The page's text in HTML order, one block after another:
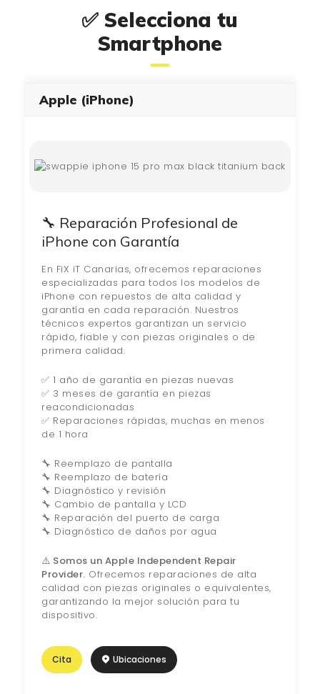
¿QUIÉNES SOMOS?
🔒 POLÍTICA DE
PRIVACIDAD
✅ Selecciona tu
Smartphone
Apple (iPhone)
🔧 Reparación Profesional de
iPhone con Garantía
En FiX iT Canarias, ofrecemos reparaciones
especializadas para todos los modelos de
iPhone con repuestos de alta calidad y
garantía en cada reparación. Nuestros
técnicos expertos garantizan un servicio
rápido, fiable y con piezas originales o de
primera calidad.
✅ 1 año de garantía en piezas nuevas
✅ 3 meses de garantía en piezas
reacondicionadas
✅ Reparaciones rápidas, muchas en menos
de 1 hora
🔧 Reemplazo de pantalla
🔧 Reemplazo de batería
🔧 Diagnóstico y revisión
🔧 Cambio de pantalla y LCD
🔧 Reparación del puerto de carga
🔧 Diagnóstico de daños por agua
⚠️ Somos un Apple Independent Repair
Provider. Ofrecemos reparaciones de alta
calidad con piezas originales o equivalentes,
garantizando la mejor solución para tu
dispositivo.
Cita Ubicaciones